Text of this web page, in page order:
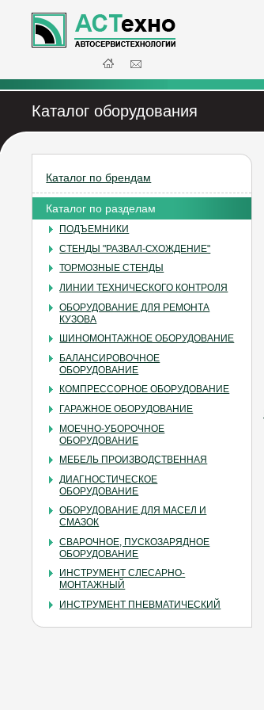
Каталог оборудования
Каталог по брендам
Каталог по разделам
ПОДЪЕМНИКИ
СТЕНДЫ "РАЗВАЛ-СХОЖДЕНИЕ"
ТОРМОЗНЫЕ СТЕНДЫ
ЛИНИИ ТЕХНИЧЕСКОГО КОНТРОЛЯ
ОБОРУДОВАНИЕ ДЛЯ РЕМОНТА
КУЗОВА
ШИНОМОНТАЖНОЕ ОБОРУДОВАНИЕ
БАЛАНСИРОВОЧНОЕ
ОБОРУДОВАНИЕ
КОМПРЕССОРНОЕ ОБОРУДОВАНИЕ
ГАРАЖНОЕ ОБОРУДОВАНИЕ
МОЕЧНО-УБОРОЧНОЕ
ОБОРУДОВАНИЕ
МЕБЕЛЬ ПРОИЗВОДСТВЕННАЯ
ДИАГНОСТИЧЕСКОЕ
ОБОРУДОВАНИЕ
ОБОРУДОВАНИЕ ДЛЯ МАСЕЛ И
СМАЗОК
СВАРОЧНОЕ, ПУСКОЗАРЯДНОЕ
ОБОРУДОВАНИЕ
ИНСТРУМЕНТ СЛЕСАРНО-
МОНТАЖНЫЙ
ИНСТРУМЕНТ ПНЕВМАТИЧЕСКИЙ